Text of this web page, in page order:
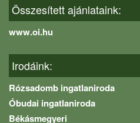
Összesített ajánlataink:
www.oi.hu
Irodáink:
Rózsadomb ingatlaniroda
Óbudai ingatlaniroda
Békásmegyeri